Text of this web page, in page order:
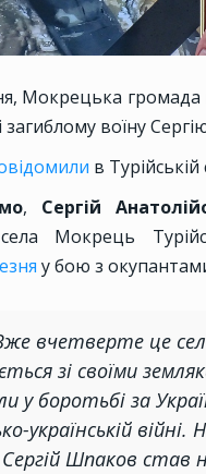
Мокрецька громада
загиблому воїну
в
, Сергій
Мокрець
у бою з
вчетверте це
зі своїми
у боротьбі за
українській війні.
Сергій Шпаков став